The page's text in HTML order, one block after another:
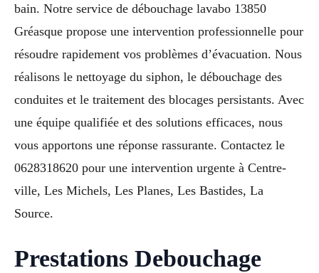
bain. Notre service de débouchage lavabo 13850
Gréasque propose une intervention professionnelle pour
résoudre rapidement vos problèmes d’évacuation. Nous
réalisons le nettoyage du siphon, le débouchage des
conduites et le traitement des blocages persistants. Avec
une équipe qualifiée et des solutions efficaces, nous
vous apportons une réponse rassurante. Contactez le
0628318620 pour une intervention urgente à Centre-
ville, Les Michels, Les Planes, Les Bastides, La
Source.
Prestations Debouchage